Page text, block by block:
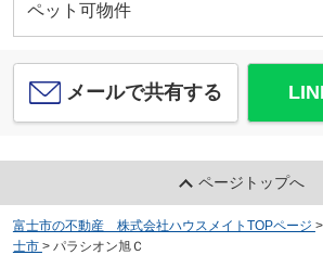
ペット可物件
メールで共有する
ページトップへ
富士市の不動産 株式会社ハウスメイトTOPページ >
士市 > パラシオン旭Ｃ